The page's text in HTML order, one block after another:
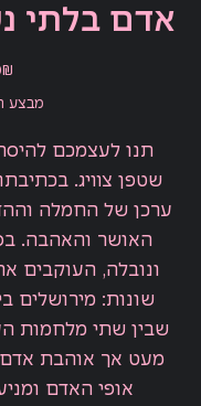
אדם בלתי
‏69.00 ‏₪
מבצע הבית 2
תנו לעצמכם
שטפן צוויג.
ערכן של החמלה
האושר והאהבה.
ונובלה, העוקבים
שונות: מירושלים
שבין שתי מלחמות
מעט אך אוהבת
אופי האדם